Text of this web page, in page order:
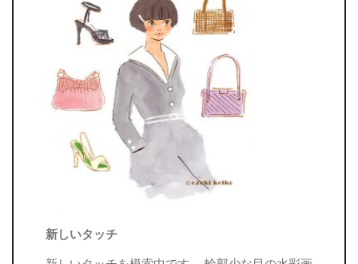
新しいタッチ